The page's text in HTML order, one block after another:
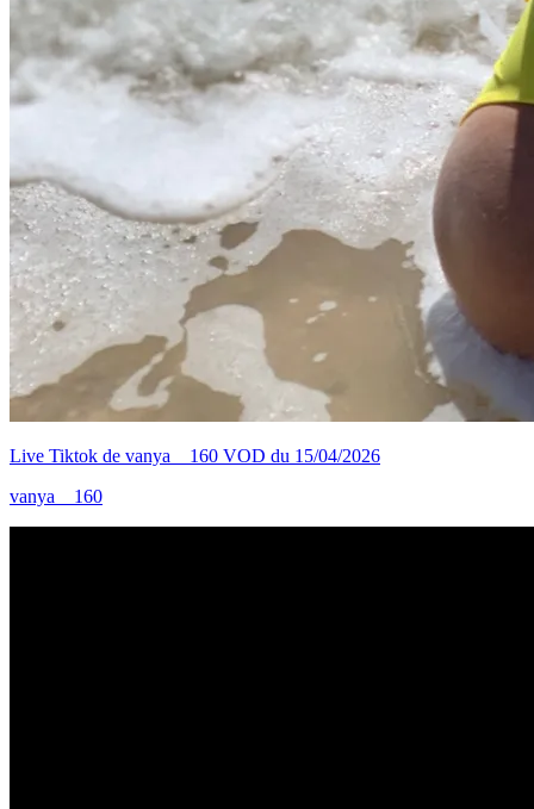
Live Tiktok de vanya__160 VOD du 15/04/2026
vanya__160